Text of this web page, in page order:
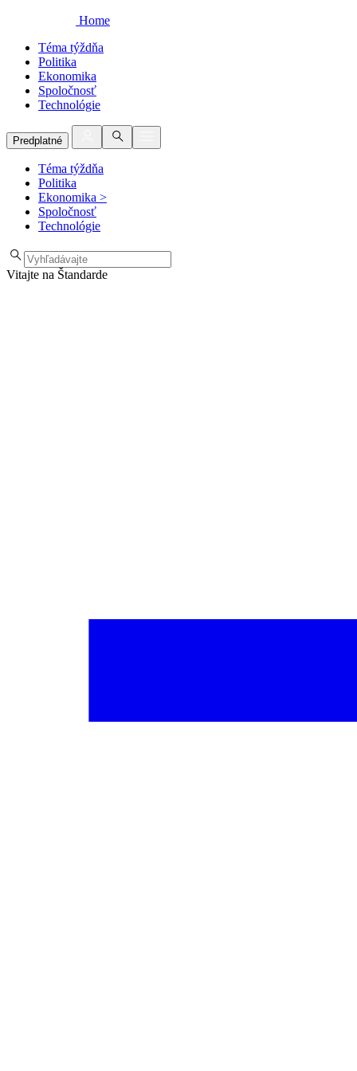
Home
Téma týždňa
Politika
Ekonomika
Spoločnosť
Technológie
Predplatné
Téma týždňa
Politika
Ekonomika >
Spoločnosť
Technológie
Vitajte na Štandarde